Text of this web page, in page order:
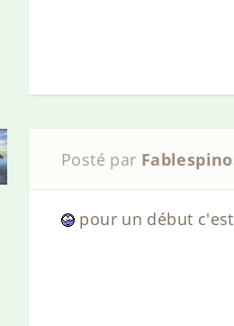
Posté par
pour un début